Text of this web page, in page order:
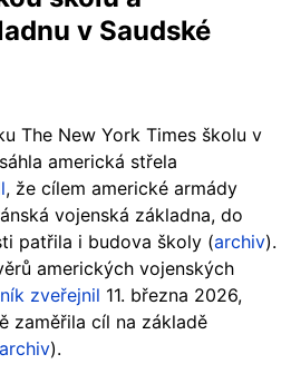
v Saudské
The New York Times školu v
americká střela
, že cílem americké armády
vojenská základna, do
patřila i budova školy (archiv).
amerických vojenských
zveřejnil 11. března 2026,
zaměřila cíl na základě
archiv).